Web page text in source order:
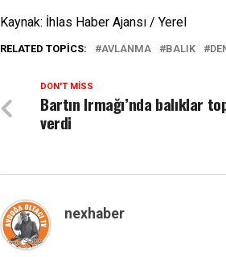
Kaynak: İhlas Haber Ajansı / Yerel
RELATED TOPICS: AVLANMA BALIK
DON'T MISS
Bartın Irmağı’nda balıklar
verdi
nexhaber